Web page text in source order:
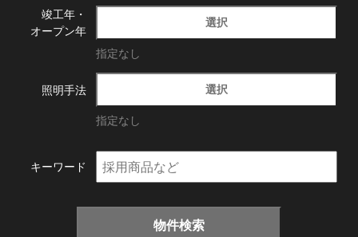
竣工年・
オープン年
選択
指定なし
照明手法 選択
指定なし
キーワード
物件検索